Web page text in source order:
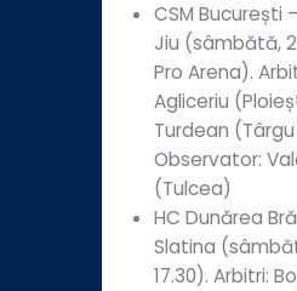
CSM București
Jiu (sâmbătă,
Pro Arena).
Agliceriu
Turdean
Observator:
(Tulcea)
HC Dunărea
Slatina
17.30). Arbitri: